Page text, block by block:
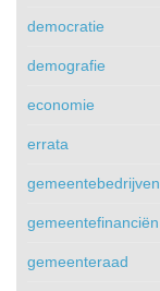
democratie
demografie
economie
errata
gemeentebedrijven
gemeentefinanciën
gemeenteraad